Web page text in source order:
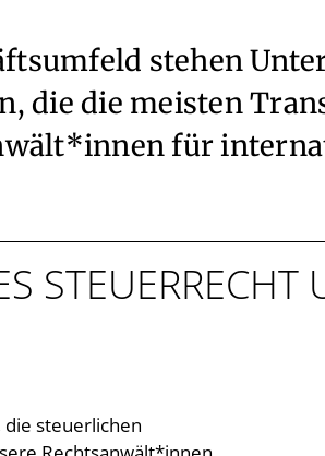
stehen
die die meisten
für
steuerlichen